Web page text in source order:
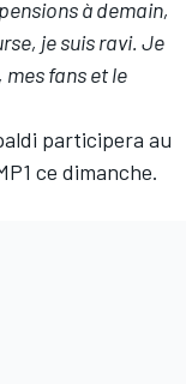
à demain,
je suis ravi. Je
fans et le
participera au
ce dimanche.